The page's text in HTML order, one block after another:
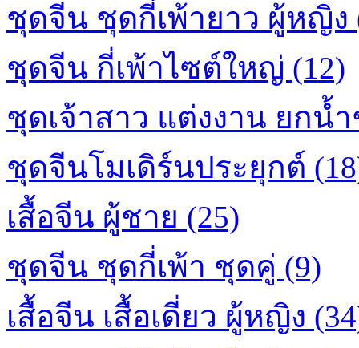
ชุดจีน ชุดกี่เพ้ายาว ผู้หญิง
ชุดจีน กี่เพ้าไซต์ใหญ่ (12)
ชุดเจ้าสาว แต่งงาน ยกน้ำ
ชุดจีนโมเดิร์นประยุกต์
เสื้อจีน ผู้ชาย (25)
ชุดจีน ชุดกี่เพ้า ชุดคู่ (9)
เสื้อจีน เสื้อเดี่ยว ผู้หญิง